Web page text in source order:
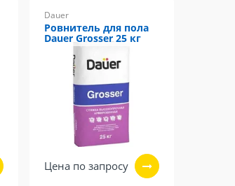
Dauer
Ровнитель для пола
Dauer Grosser 25 кг
Цена по запросу